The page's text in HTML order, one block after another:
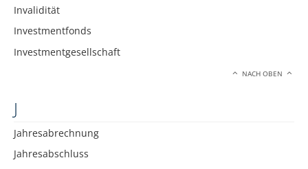
Invalidität
Investmentfonds
Investmentgesellschaft
NACH OBEN
J
Jahresabrechnung
Jahresabschluss